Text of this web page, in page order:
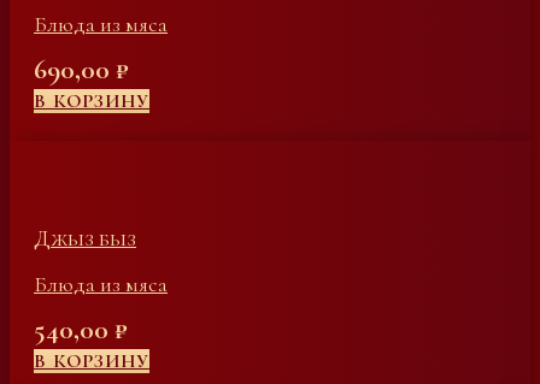
Блюда из мяса
690,00 ₽
В КОРЗИНУ
Джыз быз
Блюда из мяса
540,00 ₽
В КОРЗИНУ